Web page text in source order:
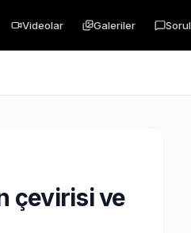
Videolar Galeriler
çevirisi ve